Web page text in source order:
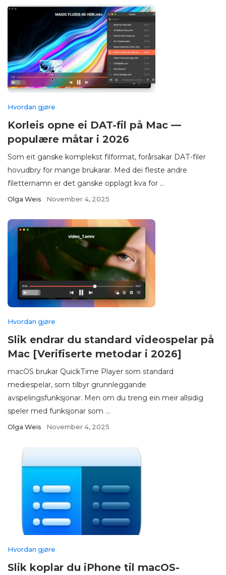
Hvordan gjøre
Korleis opne ei DAT-fil på Mac —
populære måtar i 2026
Som eit ganske komplekst filformat, forårsakar DAT-filer
hovudbry for mange brukarar. Med dei fleste andre
filetternamn er det ganske opplagt kva for ...
Olga Weis November 4, 2025
Hvordan gjøre
Slik endrar du standard videospelar på
Mac [Verifiserte metodar i 2026]
macOS brukar QuickTime Player som standard
mediespelar, som tilbyr grunnleggande
avspelingsfunksjonar. Men om du treng ein meir allsidig
speler med funksjonar som ...
Olga Weis November 4, 2025
Hvordan gjøre
Slik koplar du iPhone til macOS-